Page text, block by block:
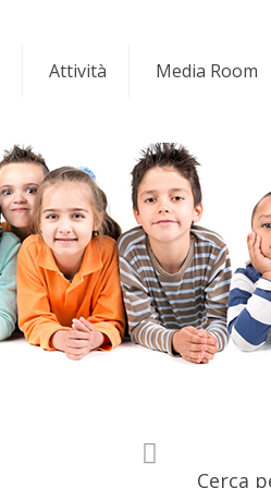
Attività Media Room
Cerca